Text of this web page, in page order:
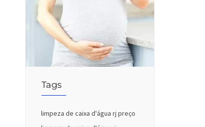
Tags
limpeza de caixa d'água rj preço